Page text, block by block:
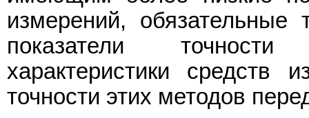
измерений, обязательные
показатели точности
характеристики средств
точности этих методов